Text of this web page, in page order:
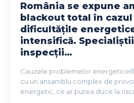
România se expune
blackout total în
dificultățile
intensifică.
inspecții…
Cauzele problemelor
cu un ansamblu complex de
energetic, ce ar putea duce la